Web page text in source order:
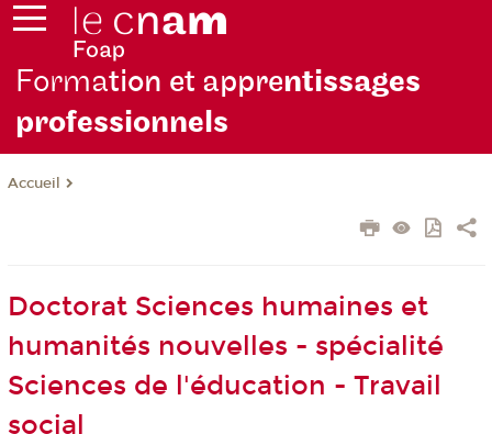
Formation et apprentissages
professionnels
Accueil
Doctorat Sciences humaines et
humanités nouvelles - spécialité
Sciences de l'éducation - Travail
social